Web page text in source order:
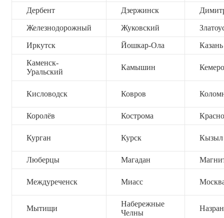
Дербент Дзержинск
Железнодорожный Жуковский
Иркутск Йошкар-Ола Казань
Каменск-
Уральский
Камышин
Кисловодск Ковров
Королёв Кострома
Курган Курск Кызыл
Люберцы Магадан
Междуреченск Миасс
Мытищи
Набережные
Челны